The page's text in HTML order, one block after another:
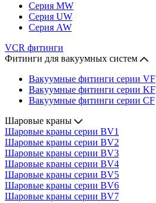
Серия MW
Серия UW
Серия AW
VCR фитинги
Фитинги для вакуумных систем
Вакуумные фитинги серии VF
Вакуумные фитинги серии KF
Вакуумные фитинги серии CF
Шаровые краны
Шаровые краны серии BV1
Шаровые краны серии BV2
Шаровые краны серии BV3
Шаровые краны серии BV4
Шаровые краны серии BV5
Шаровые краны серии BV6
Шаровые краны серии BV7